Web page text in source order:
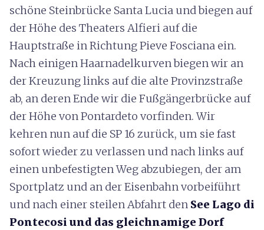
schöne Steinbrücke Santa Lucia und biegen auf
der Höhe des Theaters Alfieri auf die
Hauptstraße in Richtung Pieve Fosciana ein.
Nach einigen Haarnadelkurven biegen wir an
der Kreuzung links auf die alte Provinzstraße
ab, an deren Ende wir die Fußgängerbrücke auf
der Höhe von Pontardeto vorfinden. Wir
kehren nun auf die SP 16 zurück, um sie fast
sofort wieder zu verlassen und nach links auf
einen unbefestigten Weg abzubiegen, der am
Sportplatz und an der Eisenbahn vorbeiführt
und nach einer steilen Abfahrt den See Lago di
Pontecosi und das gleichnamige Dorf